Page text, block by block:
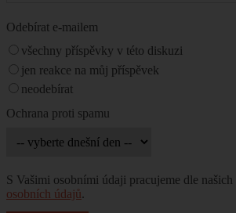
Odebírat e-mailem
všechny příspěvky v této diskuzi
jen reakce na můj příspěvek
neodebírat
Ochrana proti spamu
S Vašimi osobními údaji pracujeme dle našich
osobních údajů.